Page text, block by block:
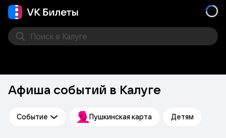
Поиск в Калуге
Афиша событий в Калуге
Событие Пушкинская карта Детям